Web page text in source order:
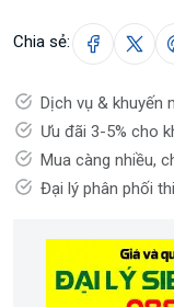
Chia sẻ:
Dịch vụ & khuyến
Ưu đãi 3-5% cho
Mua càng nhiều,
Đại lý phân phối